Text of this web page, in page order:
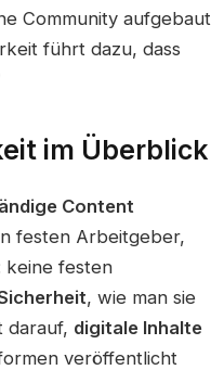
Community aufgebaut
führt dazu, dass
im Überblick
Content
festen Arbeitgeber,
keine festen
, wie man sie
darauf, digitale Inhalte
veröffentlicht